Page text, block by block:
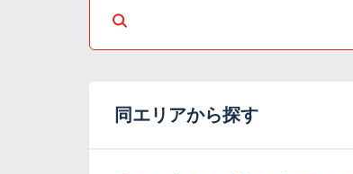
同エリアから探す